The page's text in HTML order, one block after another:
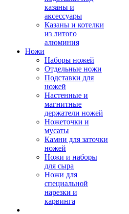
казаны и
аксессуары
Казаны и котелки
из литого
алюминия
Ножи
Наборы ножей
Отдельные ножи
Подставки для
ножей
Настенные и
магнитные
держатели ножей
Ножеточки и
мусаты
Камни для заточки
ножей
Ножи и наборы
для сыра
Ножи для
специальной
нарезки и
карвинга